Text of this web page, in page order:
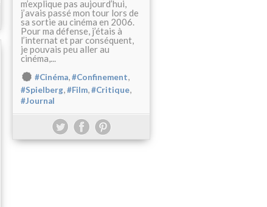
m’explique pas aujourd’hui,
j’avais passé mon tour lors de
sa sortie au cinéma en 2006.
Pour ma défense, j’étais à
l’internat et par conséquent,
je pouvais peu aller au
cinéma,...
#Cinéma,#Confinement,
#Spielberg,#Film,#Critique,
#Journal